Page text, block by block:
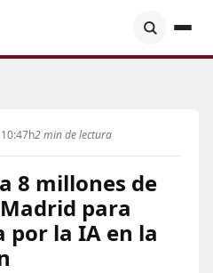
2 min de lectura
8 millones de
para
por la IA en la